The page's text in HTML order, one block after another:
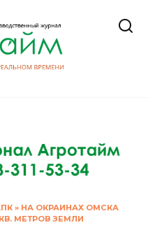
» НА ОКРАИНАХ ОМСКА
МЕТРОВ ЗЕМЛИ